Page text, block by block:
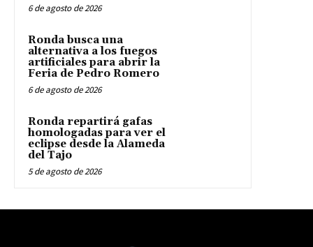
6 de agosto de 2026
Ronda busca una
alternativa a los fuegos
artificiales para abrir la
Feria de Pedro Romero
6 de agosto de 2026
Ronda repartirá gafas
homologadas para ver el
eclipse desde la Alameda
del Tajo
5 de agosto de 2026